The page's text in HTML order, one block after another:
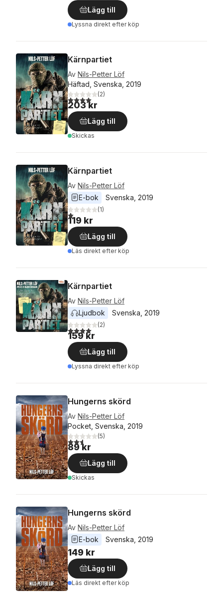
Lägg till
Lyssna direkt efter köp
Kärnpartiet
Av Nils-Petter Löf
Häftad, Svenska, 2019
4,0utav 5 stjärnor. Totalt antal röster:
(2)
203 kr
Lägg till
Skickas
Kärnpartiet
Av Nils-Petter Löf
E-bok
Svenska 2019
1,0utav 5 stjärnor. Totalt antal röster:
(1)
119 kr
Lägg till
Läs direkt efter köp
Kärnpartiet
Av Nils-Petter Löf
Ljudbok
Svenska 2019
4,0utav 5 stjärnor. Totalt antal röster:
(2)
159 kr
Lägg till
Lyssna direkt efter köp
Hungerns skörd
Av Nils-Petter Löf
Pocket, Svenska, 2019
2,6utav 5 stjärnor. Totalt antal röster:
(5)
89 kr
Lägg till
Skickas
Hungerns skörd
Av Nils-Petter Löf
E-bok
Svenska 2019
149 kr
Lägg till
Läs direkt efter köp